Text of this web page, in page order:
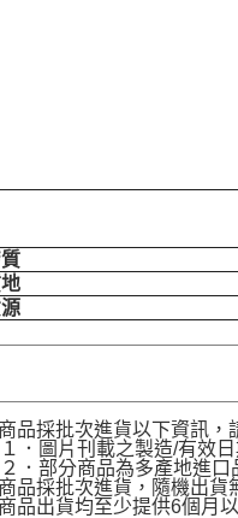
品採批次進貨以下資訊，
．圖片刊載之製造/有效日
．部分商品為多產地進口
品採批次進貨，隨機出貨
品出貨均至少提供6個月